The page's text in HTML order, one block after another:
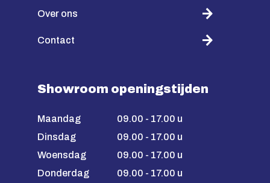
Over ons
Contact
Showroom openingstijden
Maandag
09.00 - 17.00 u
Dinsdag
09.00 - 17.00 u
Woensdag
09.00 - 17.00 u
Donderdag
09.00 - 17.00 u